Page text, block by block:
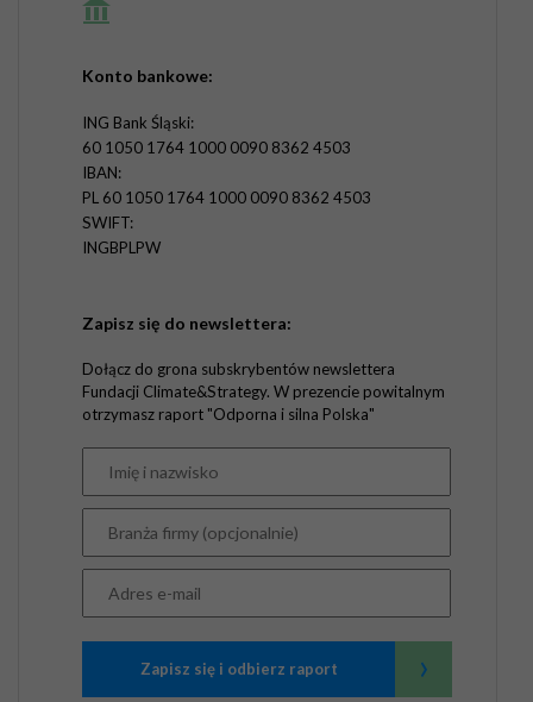
Konto bankowe:
ING Bank Śląski:
60 1050 1764 1000 0090 8362 4503
IBAN:
PL 60 1050 1764 1000 0090 8362 4503
SWIFT:
INGBPLPW
Zapisz się do newslettera:
Dołącz do grona subskrybentów newslettera
Fundacji Climate&Strategy. W prezencie powitalnym
otrzymasz raport "Odporna i silna Polska"
Zapisz się i odbierz raport ›